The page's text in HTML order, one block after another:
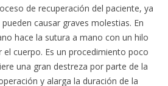
de recuperación del paciente, ya
causar graves molestias. En
hace la sutura a mano con un hilo
cuerpo. Es un procedimiento poco
una gran destreza por parte de la
y alarga la duración de la